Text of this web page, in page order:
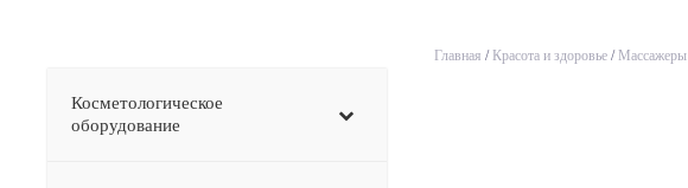
Главная / Красота и здоровье / Массажеры
Косметологическое
оборудование